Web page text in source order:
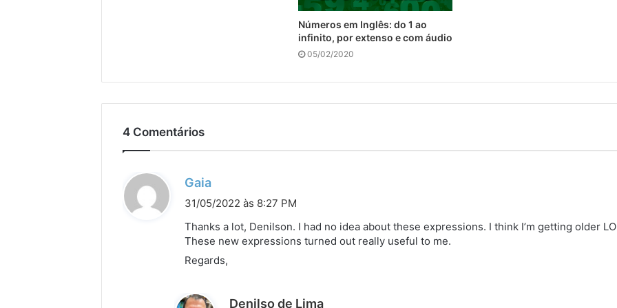
Números em Inglês: do 1 ao
infinito, por extenso e com áudio
05/02/2020
4 Comentários
Gaia
i
s
e
31/05/2022 às 8:27 PM
Thanks a lot, Denilson. I had no idea about these expressions. I think I’m getting older
These new expressions turned out really useful to me.
Regards,
Denilso de Lima